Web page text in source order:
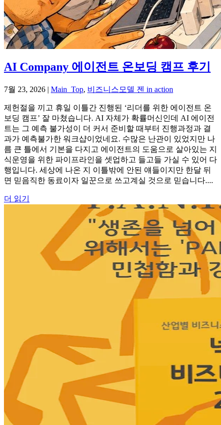
AI Company 에이전트 온보딩 캠프 후기
7월 23, 2026 | Main_Top, 비즈니스모델 젠 in action
제헌절을 끼고 휴일 이틀간 진행된 ‘리더를 위한 에이전트 온
보딩 캠프’ 잘 마쳤습니다. AI 자체가 확률머신인데 AI 에이전
트는 그 예측 불가성이 더 커서 준비할 때부터 진행과정과 결
과가 예측불가한 워크샵이었네요. 수많은 난관이 있었지만 나
름 큰 틀에서 기본을 다지고 에이전트의 도움으로 살아있는 지
식운영을 위한 파이프라인을 셋업하고 들고들 가실 수 있어 다
행입니다. 세상에 나온 지 이틀밖에 안된 얘들이지만 한달 뒤
면 믿음직한 동료이자 일꾼으로 쓰고계실 것으로 믿습니다....
더 읽기